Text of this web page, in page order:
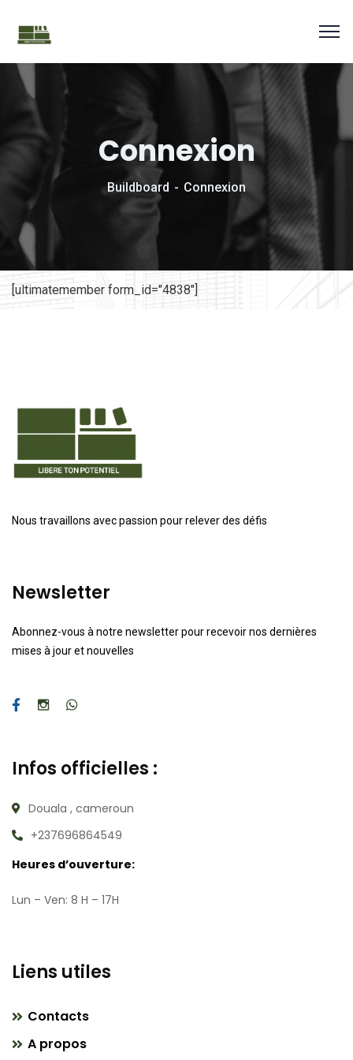
Connexion
Buildboard Connexion
[ultimatemember form_id="4838"]
Nous travaillons avec passion pour relever des défis
Newsletter
Abonnez-vous à notre newsletter pour recevoir nos dernières
mises à jour et nouvelles
Infos officielles :
Douala , cameroun
+237696864549
Heures d’ouverture:
Lun – Ven: 8 H – 17H
Liens utiles
Contacts
A propos